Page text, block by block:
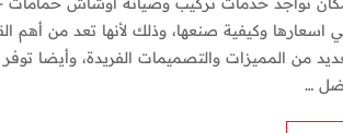
اسعارها وكيفية صنعها، وذلك لأنها تعد من أهم
من المميزات والتصميمات الفريدة، وأيضا
…